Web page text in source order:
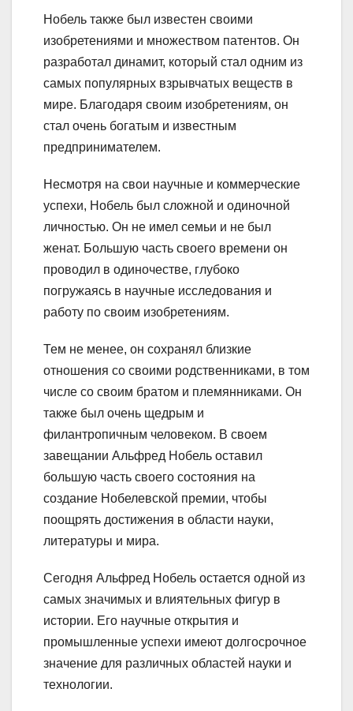
Нобель также был известен своими
изобретениями и множеством патентов. Он
разработал динамит, который стал одним из
самых популярных взрывчатых веществ в
мире. Благодаря своим изобретениям, он
стал очень богатым и известным
предпринимателем.
Несмотря на свои научные и коммерческие
успехи, Нобель был сложной и одиночной
личностью. Он не имел семьи и не был
женат. Большую часть своего времени он
проводил в одиночестве, глубоко
погружаясь в научные исследования и
работу по своим изобретениям.
Тем не менее, он сохранял близкие
отношения со своими родственниками, в том
числе со своим братом и племянниками. Он
также был очень щедрым и
филантропичным человеком. В своем
завещании Альфред Нобель оставил
большую часть своего состояния на
создание Нобелевской премии, чтобы
поощрять достижения в области науки,
литературы и мира.
Сегодня Альфред Нобель остается одной из
самых значимых и влиятельных фигур в
истории. Его научные открытия и
промышленные успехи имеют долгосрочное
значение для различных областей науки и
технологии.